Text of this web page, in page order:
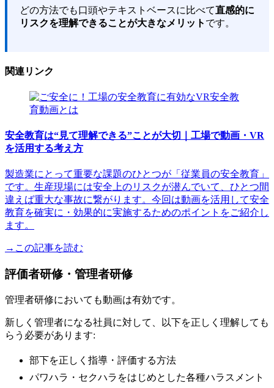
どの方法でも口頭やテキストベースに比べて直感的に
リスクを理解できることが大きなメリット です。
関連リンク
安全教育は“見て理解できる”ことが大切｜工場で動画・VR
を活用する考え方
製造業にとって重要な課題のひとつが「従業員の安全教育」
です。生産現場には安全上のリスクが潜んでいて、ひとつ間
違えば重大な事故に繋がります。今回は動画を活用して安全
教育を確実に・効果的に実施するためのポイントをご紹介し
ます。
→この記事を読む
評価者研修・管理者研修
管理者研修においても動画は有効です。
新しく管理者になる社員に対して、以下を正しく理解しても
らう必要があります:
部下を正しく指導・評価する方法
パワハラ・セクハラをはじめとした各種ハラスメント